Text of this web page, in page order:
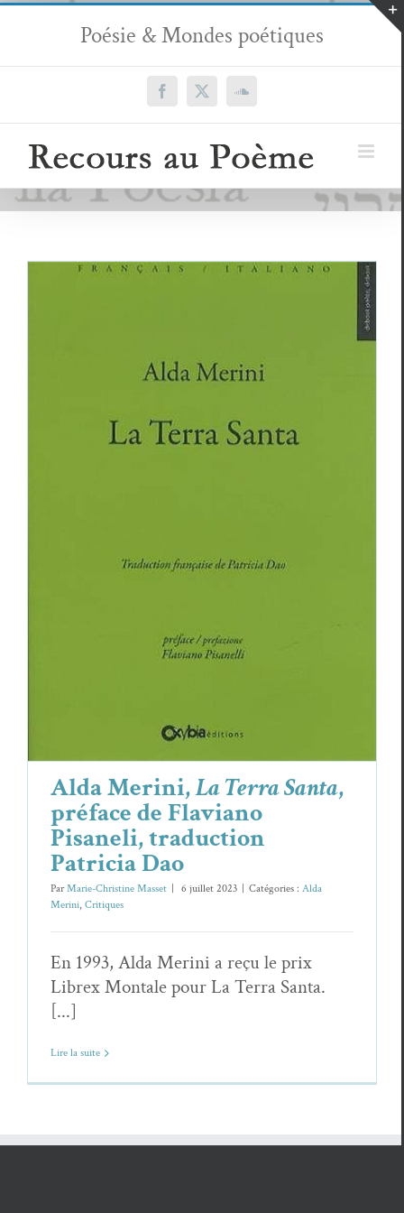
Passer
contenu
Poésie & Mondes poétiques
Facebook
X SoundCloud
Dao
Alda Merini
Alda Merini,La Terra Santa,
préface de Flaviano
Pisaneli, traduction
Patricia Dao
ParMarie-Christine Masset 6 juillet 2023 Catégories : Alda
Merini, Critiques
En 1993, Alda Merini a reçu le prix
Librex Montale pour La Terra Santa.
[...]
Lire la suite